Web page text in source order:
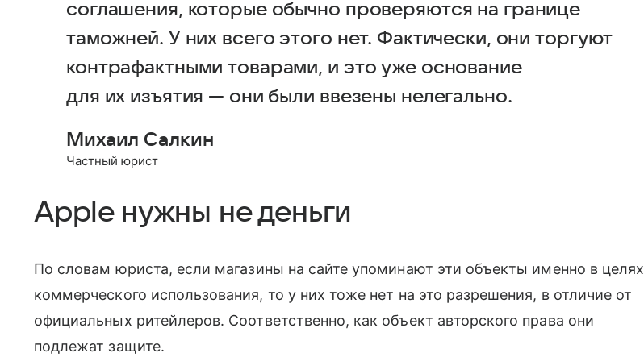
соглашения, которые обычно проверяются на границе
таможней. У них всего этого нет. Фактически, они торгуют
контрафактными товарами, и это уже основание
для их изъятия — они были ввезены нелегально.
Михаил Салкин
Частный юрист
Apple нужны не деньги
По словам юриста, если магазины на сайте упоминают эти объекты именно в целях
коммерческого использования, то у них тоже нет на это разрешения, в отличие от
официальных ритейлеров. Соответственно, как объект авторского права они
подлежат защите.